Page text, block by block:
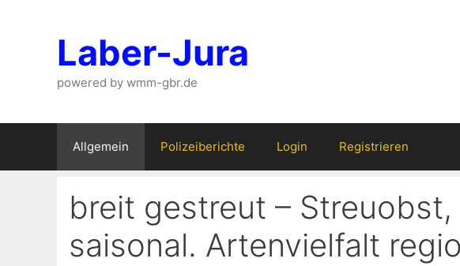
Laber-Jura
powered by wmm-gbr.de
Allgemein Polizeiberichte Login Registrieren
breit gestreut – Streuobst,
saisonal. Artenvielfalt